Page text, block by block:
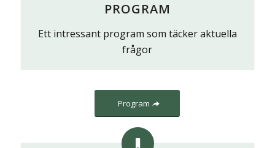
PROGRAM
Ett intressant program som täcker aktuella
frågor
Program